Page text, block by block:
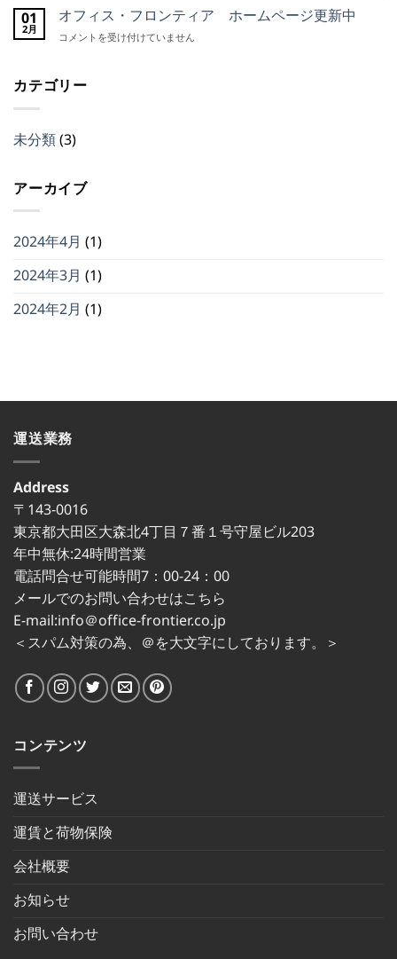
ー
ジ
に
い
て
及
び
料
つ
は
01
2月 オフィス・フロンティア ホームページ更新中
オ
ス・
フ
テ
ホ
ペ
ー
更
中
コメントを受け付けていません
カテゴリー
未分類(3)
アーカイブ
2024年4月 (1)
2024年3月 (1)
2024年2月 (1)
運送業務
Address
〒143-0016
東京都大田区大森北4丁目７番１号守屋ビル203
年中無休:24時間営業
電話問合せ可能時間7：00-24：00
メールでのお問い合わせはこちら
E-mail:info＠office-frontier.co.jp
＜スパム対策の為、＠を大文字にしております。＞
コンテンツ
運送サービス
運賃と荷物保険
会社概要
お知らせ
お問い合わせ